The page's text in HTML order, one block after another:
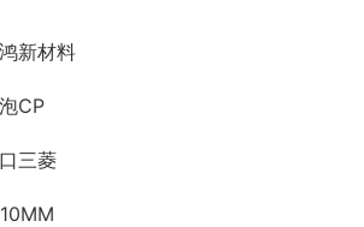
新材料
CP
三菱